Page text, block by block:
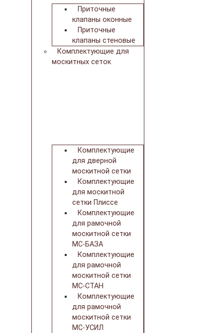
Приточные
клапаны оконные
Приточные
клапаны стеновые
Комплектующие для
москитных сеток
Комплектующие
для дверной
москитной сетки
Комплектующие
для москитной
сетки Плиссе
Комплектующие
для рамочной
москитной сетки
МС-БАЗА
Комплектующие
для рамочной
москитной сетки
МС-СТАН
Комплектующие
для рамочной
москитной сетки
МС-УСИЛ